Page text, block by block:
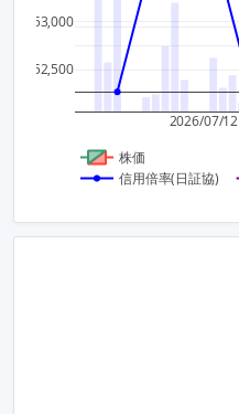
2026/07/12
52,500
53,000
株価
信用倍率(日証協)